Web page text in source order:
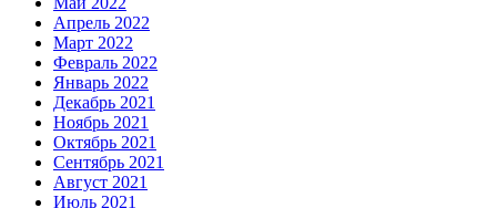
Апрель 2022
Март 2022
Февраль 2022
Январь 2022
Декабрь 2021
Ноябрь 2021
Октябрь 2021
Сентябрь 2021
Август 2021
Июль 2021